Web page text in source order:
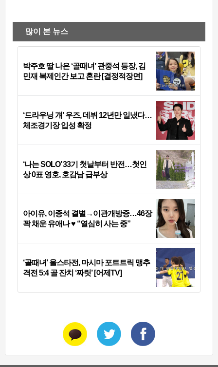
많이 본 뉴스
박주호 딸 나은 ‘골때녀’ 관중석 등장, 김
민재 복제인간 보고 혼란 [결정적장면]
‘드라우닝 걔’ 우즈, 데뷔 12년만 일냈다…
체조경기장 입성 확정
‘나는 SOLO’ 33기 첫날부터 반전…첫인
상 0표 영호, 호감남 급부상
아이유, 이종석 결별→이관개방증…46장
꽉 채운 유애나 ♥ “열심히 사는 중”
‘골때녀’ 올스타전, 마시마 포트트릭 맹추
격전 5:4 골 잔치 ‘짜릿’ [어제TV]